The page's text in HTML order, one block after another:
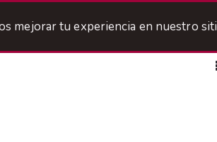
mejorar tu experiencia en nuestro